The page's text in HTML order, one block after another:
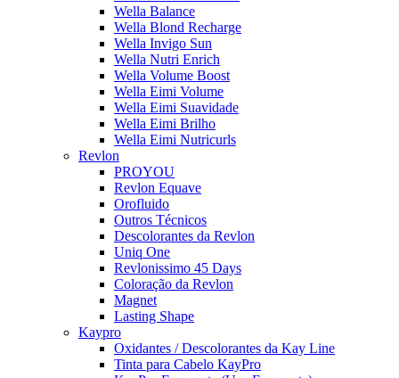
Wella Balance
Wella Blond Recharge
Wella Invigo Sun
Wella Nutri Enrich
Wella Volume Boost
Wella Eimi Volume
Wella Eimi Suavidade
Wella Eimi Brilho
Wella Eimi Nutricurls
Revlon
PROYOU
Revlon Equave
Orofluido
Outros Técnicos
Descolorantes da Revlon
Uniq One
Revlonissimo 45 Days
Coloração da Revlon
Magnet
Lasting Shape
Kaypro
Oxidantes / Descolorantes da Kay Line
Tinta para Cabelo KayPro